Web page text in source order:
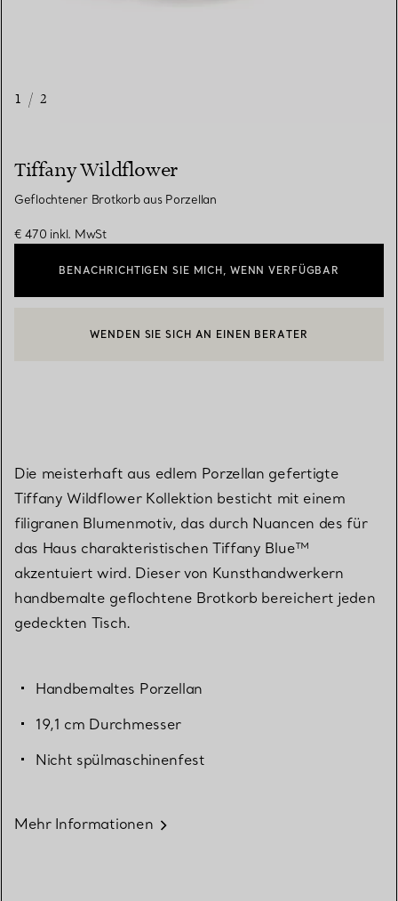
1 / 2
Tiffany Wildflower
Geflochtener Brotkorb aus Porzellan
€ 470 inkl. MwSt
BENACHRICHTIGEN SIE MICH, WENN VERFÜGBAR
EINEN KUNDENBERATER KONTAKTIEREN ODER EINEN
Die meisterhaft aus edlem Porzellan gefertigte
Tiffany Wildflower Kollektion besticht mit einem
filigranen Blumenmotiv, das durch Nuancen des für
das Haus charakteristischen Tiffany Blue™
akzentuiert wird. Dieser von Kunsthandwerkern
handbemalte geflochtene Brotkorb bereichert jeden
gedeckten Tisch.
Handbemaltes Porzellan
19,1 cm Durchmesser
Nicht spülmaschinenfest
Mehr Informationen